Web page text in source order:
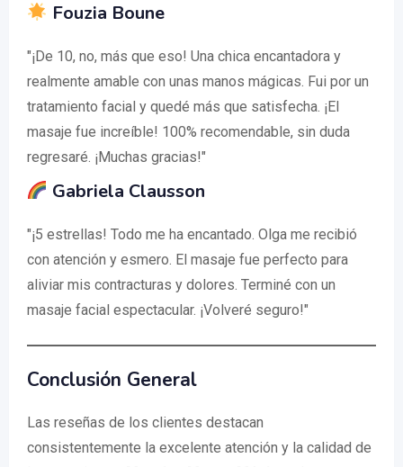
Fouzia Boune
"¡De 10, no, más que eso! Una chica encantadora y
realmente amable con unas manos mágicas. Fui por un
tratamiento facial y quedé más que satisfecha. ¡El
masaje fue increíble! 100% recomendable, sin duda
regresaré. ¡Muchas gracias!"
Gabriela Clausson
"¡5 estrellas! Todo me ha encantado. Olga me recibió
con atención y esmero. El masaje fue perfecto para
aliviar mis contracturas y dolores. Terminé con un
masaje facial espectacular. ¡Volveré seguro!"
Conclusión General
Las reseñas de los clientes destacan
consistentemente la excelente atención y la calidad de